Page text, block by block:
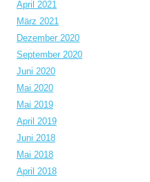
April 2021
März 2021
Dezember 2020
September 2020
Juni 2020
Mai 2020
Mai 2019
April 2019
Juni 2018
Mai 2018
April 2018